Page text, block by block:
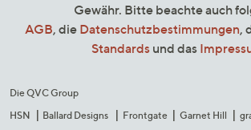
Gewähr. Bitte beachte auch
AGB, die Datenschutzbestimmungen,
Standards und das
Die QVC Group
HSN
Ballard Designs Frontgate Garnet Hill